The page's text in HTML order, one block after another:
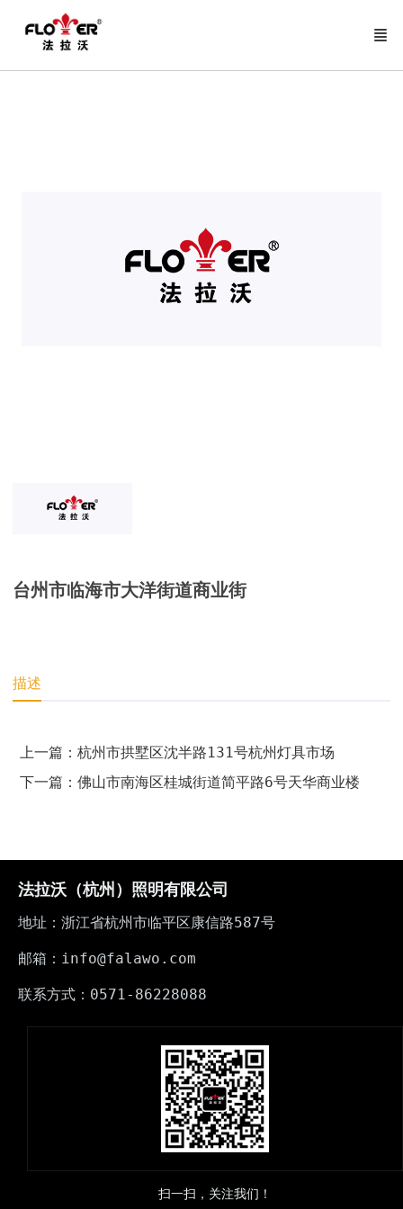
台州市临海市大洋街道商业街
描述
上一篇：杭州市拱墅区沈半路131号杭州灯具市场
下一篇：佛山市南海区桂城街道简平路6号天华商业楼
法拉沃（杭州）照明有限公司
地址：浙江省杭州市临平区康信路587号
邮箱：info@falawo.com
联系方式：0571-86228088
扫一扫，关注我们！